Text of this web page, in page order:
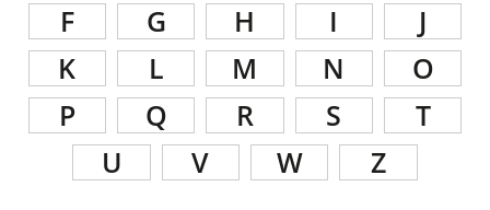
F
G H I
J
K
L M N
O
P
Q R S
T
U
V W Z